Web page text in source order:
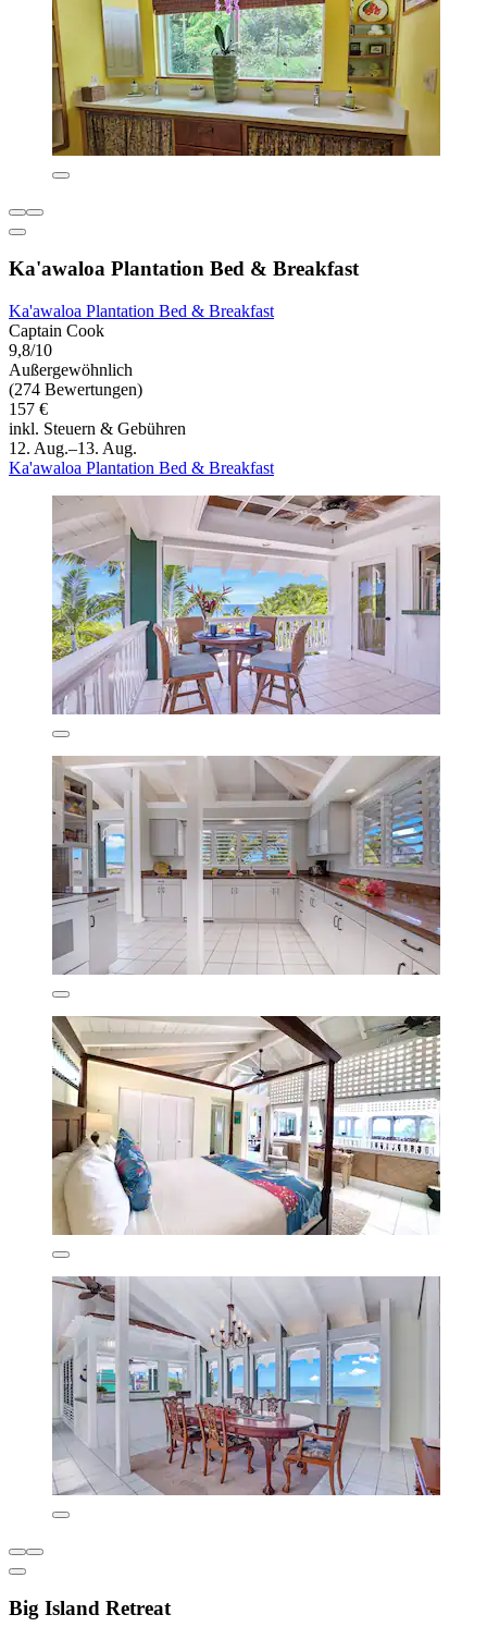
Ka'awaloa Plantation Bed & Breakfast
Ka'awaloa Plantation Bed & Breakfast
Captain Cook
9,8/10
Außergewöhnlich
(274 Bewertungen)
157 €
inkl. Steuern & Gebühren
12. Aug.–13. Aug.
Ka'awaloa Plantation Bed & Breakfast
Big Island Retreat